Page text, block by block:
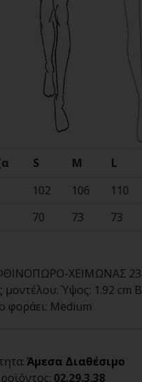
S M L
102 106 110
70 73 73
ΧΕΙΜΩΝΑΣ
μοντέλου: Ύψος: 1.92 cm
φοράει: Medium
Άμεσα Διαθέσιμο
02.29.3.38